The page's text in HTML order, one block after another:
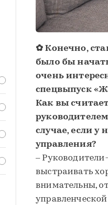
✿ Конечно,
было бы
очень
спецвыпуск
Как вы
случае, если у
управления?
–
выстраивать
внимательны,